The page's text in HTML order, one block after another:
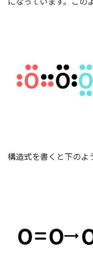
構造式を書くと下のよ